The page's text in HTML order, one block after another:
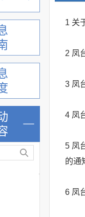
1 关
2 凤
3 凤
4 凤
5 凤
的通
6 凤